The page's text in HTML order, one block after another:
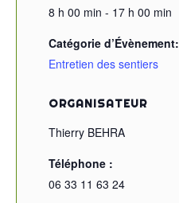
8 h 00 min - 17 h 00 min
Catégorie d’Évènement:
Entretien des sentiers
ORGANISATEUR
Thierry BEHRA
Téléphone :
06 33 11 63 24